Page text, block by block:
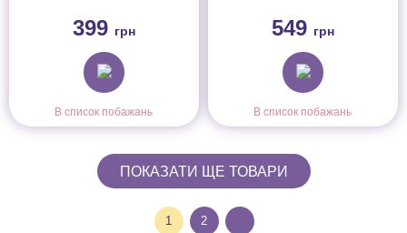
399 грн
В список побажань
549 грн
В список побажань
ПОКАЗАТИ ЩЕ ТОВАРИ
1 2